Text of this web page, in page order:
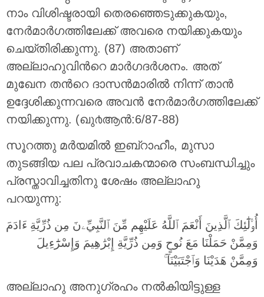
നാം വിശിഷ്ടരായി തെരഞ്ഞെടുക്കുകയും,
നേര്‍മാര്‍ഗത്തിലേക്ക് അവരെ നയിക്കുകയും
ചെയ്തിരിക്കുന്നു. (87) അതാണ്
അല്ലാഹുവിന്‍റെ മാര്‍ഗദര്‍ശനം. അത്
മുഖേന തന്‍റെ ദാസന്‍മാരില്‍ നിന്ന് താന്‍
ഉദ്ദേശിക്കുന്നവരെ അവന്‍ നേര്‍മാര്‍ഗത്തിലേക്ക്
നയിക്കുന്നു. (ഖു൪ആന്‍:6/87-88)
സൂറത്തു മര്‍യമിൽ ഇബ്‌റാഹീം, മുസാ
തുടങ്ങിയ പല പ്രവാചകന്മാരെ സംബന്ധിച്ചും
പ്രസ്താവിച്ചതിനു ശേഷം അല്ലാഹു
പറയുന്നു:
أُو۟لَٰٓئِكَ ٱلَّذِينَ أَنْعَمَ ٱللَّهُ عَلَيْهِم مِّنَ ٱلنَّبِيِّۦنَ مِن ذُرِّيَّةِ ءَادَمَ
وَمِمَّنْ حَمَلْنَا مَعَ نُوحٍ وَمِن ذُرِّيَّةِ إِبْرَٰهِيمَ وَإِسْرَٰٓءِيلَ
وَمِمَّنْ هَدَيْنَا وَٱجْتَبَيْنَآ ۚ
അല്ലാഹു അനുഗ്രഹം നല്‍കിയിട്ടുള്ള